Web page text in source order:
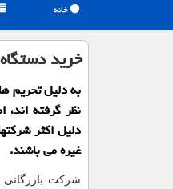
خانه
خرید
به دلیل تحریم
دلیل اكثر
غیره می باشند.
شرکت بازرگانی